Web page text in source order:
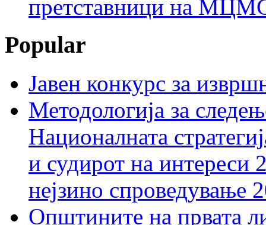
претставници на МЦМС
Popular
Јавен конкурс за
Методологија за
Националната
и судирот на интереси
нејзино спроведување
Општините на првата